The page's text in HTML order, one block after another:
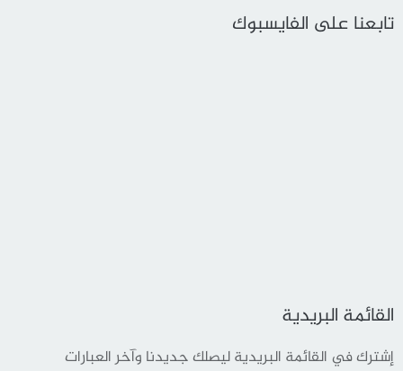
تابعنا على الفايسبوك
القائمة البريدية
إشترك في القائمة البريدية ليصلك جديدنا وآخر العبارات